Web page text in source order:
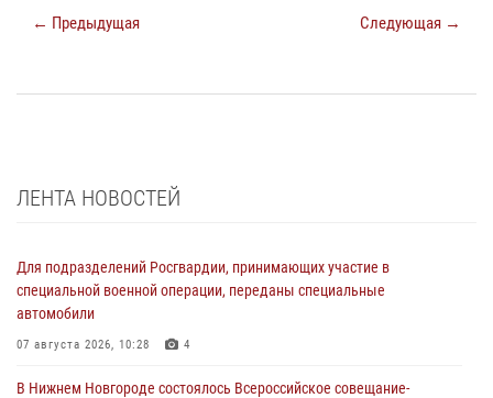
← Предыдущая Следующая →
ЛЕНТА НОВОСТЕЙ
Для подразделений Росгвардии, принимающих участие в
специальной военной операции, переданы специальные
автомобили
07 августа 2026, 10:28 4
В Нижнем Новгороде состоялось Всероссийское совещание-